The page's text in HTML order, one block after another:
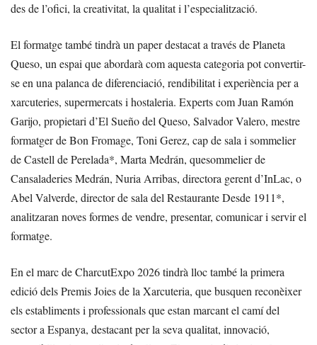
des de l’ofici, la creativitat, la qualitat i l’especialització.
El formatge també tindrà un paper destacat a través de Planeta
Queso, un espai que abordarà com aquesta categoria pot convertir-
se en una palanca de diferenciació, rendibilitat i experiència per a
xarcuteries, supermercats i hostaleria. Experts com Juan Ramón
Garijo, propietari d’El Sueño del Queso, Salvador Valero, mestre
formatger de Bon Fromage, Toni Gerez, cap de sala i sommelier
de Castell de Perelada*, Marta Medrán, quesommelier de
Cansaladeries Medrán, Nuria Arribas, directora gerent d’InLac, o
Abel Valverde, director de sala del Restaurante Desde 1911*,
analitzaran noves formes de vendre, presentar, comunicar i servir el
formatge.
En el marc de CharcutExpo 2026 tindrà lloc també la primera
edició dels Premis Joies de la Xarcuteria, que busquen reconèixer
els establiments i professionals que estan marcant el camí del
sector a Espanya, destacant per la seva qualitat, innovació,